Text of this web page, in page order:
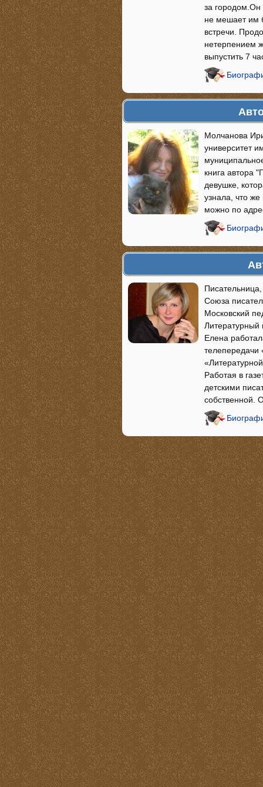
за городом.Он
не мешает им
встречи.
нетерпением
выпустить 7
Молчанова
университет
книга автора
девушке,
узнала, что
можно по
Союза
Московский
Литературный
Елена
телепередачи
Работая в
детскими
собственной.